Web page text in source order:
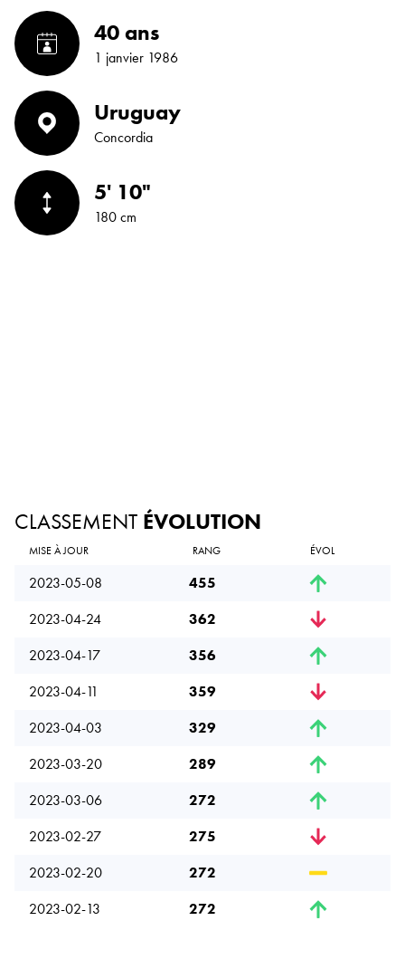
40 ans
1 janvier 1986
Uruguay
Concordia
5' 10"
180 cm
CLASSEMENT ÉVOLUTION
MISE À JOUR RANG ÉVOL
2023-05-08
455
2023-04-24
362
2023-04-17
356
2023-04-11
359
2023-04-03
329
2023-03-20
289
2023-03-06
272
2023-02-27
275
2023-02-20
272
2023-02-13
272